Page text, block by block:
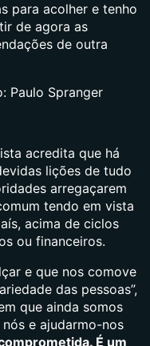
para acolher e tenho
de agora as
de outra
Paulo Spranger
acredita que há
lições de tudo
arregaçarem
tendo em vista
acima de ciclos
ou financeiros.
e que nos comove
das pessoas”,
que ainda somos
e ajudarmo-nos
É um